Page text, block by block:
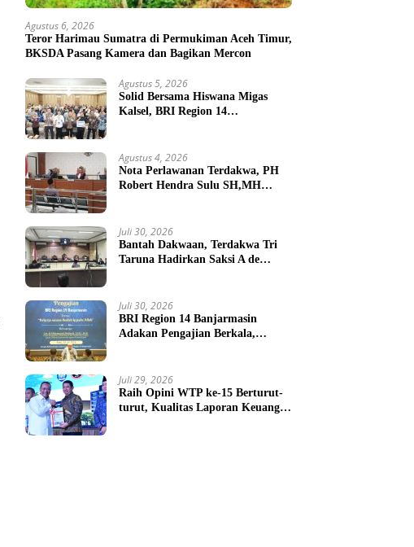
Agustus 6, 2026
Teror Harimau Sumatra di Permukiman Aceh Timur,
BKSDA Pasang Kamera dan Bagikan Mercon
Agustus 5, 2026
Solid Bersama Hiswana Migas
Kalsel, BRI Region 14
Agustus 4, 2026
Nota Perlawanan Terdakwa, PH
Robert Hendra Sulu SH,MH
Juli 30, 2026
Bantah Dakwaan, Terdakwa Tri
Taruna Hadirkan Saksi A de
Juli 30, 2026
BRI Region 14 Banjarmasin
Adakan Pengajian Berkala,
Juli 29, 2026
Raih Opini WTP ke-15 Berturut-
turut, Kualitas Laporan Keuangan